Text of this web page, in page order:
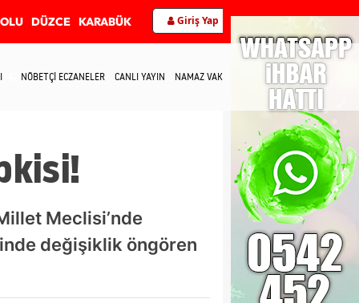
DÜZCE KARABÜK Giriş Yap
NÖBETÇİ ECZANELER CANLI YAYIN NAMAZ VAKİTLERİ İLETİŞİM
Meclisi’nde
değişiklik öngören